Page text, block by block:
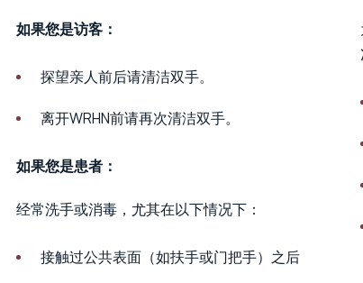
如果您是访客：
探望亲人前后请清洁双手。
离开WRHN前请再次清洁双手。
如果您是患者：
经常洗手或消毒，尤其在以下情况下：
接触过公共表面（如扶手或门把手）之后